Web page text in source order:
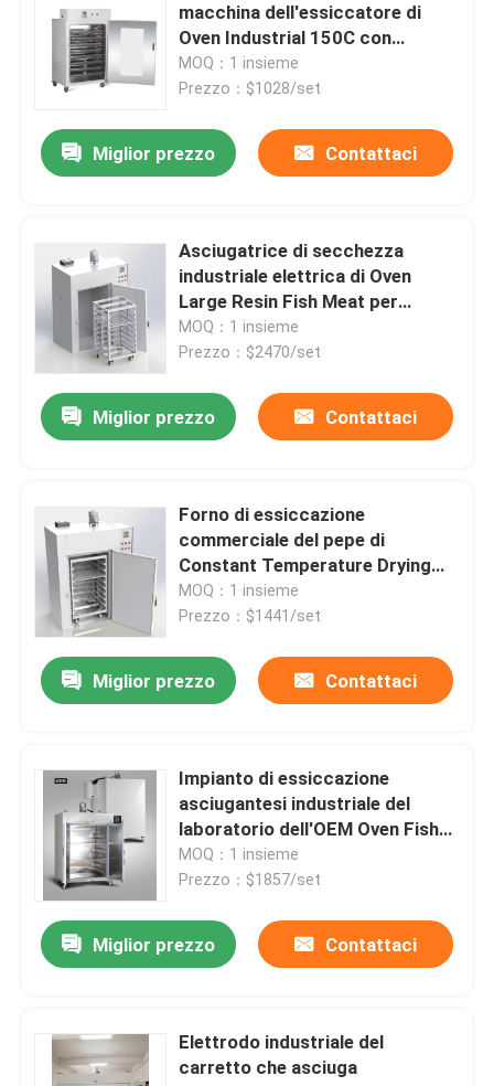
Prodotti
Chi siamo
Fatory Tour
Contattaci
notizie
Tutti i casi
Forno più asciutto del laboratorio
Forno di essiccazione industriale
Camera Temperatura Umidità
Camera climatizzata
Governo laminare del flusso d'aria
Forno essiccatore sottovuoto
macchina dell'essiccatore di
Oven Industrial 150C con
l'acciaio di Stainlees
MOQ：1 insieme
Prezzo：$1028/set
Miglior prezzo Contattaci
Asciugatrice di secchezza
industriale elettrica di Oven
Large Resin Fish Meat per
industria
MOQ：1 insieme
Prezzo：$2470/set
Miglior prezzo Contattaci
Forno di essiccazione
commerciale del pepe di
Constant Temperature Drying
Oven 250C della doppia porta
MOQ：1 insieme
Prezzo：$1441/set
Miglior prezzo Contattaci
Impianto di essiccazione
asciugantesi industriale del
laboratorio dell'OEM Oven Fish
Fruit 150C
MOQ：1 insieme
Prezzo：$1857/set
Miglior prezzo Contattaci
Elettrodo industriale del
carretto che asciuga